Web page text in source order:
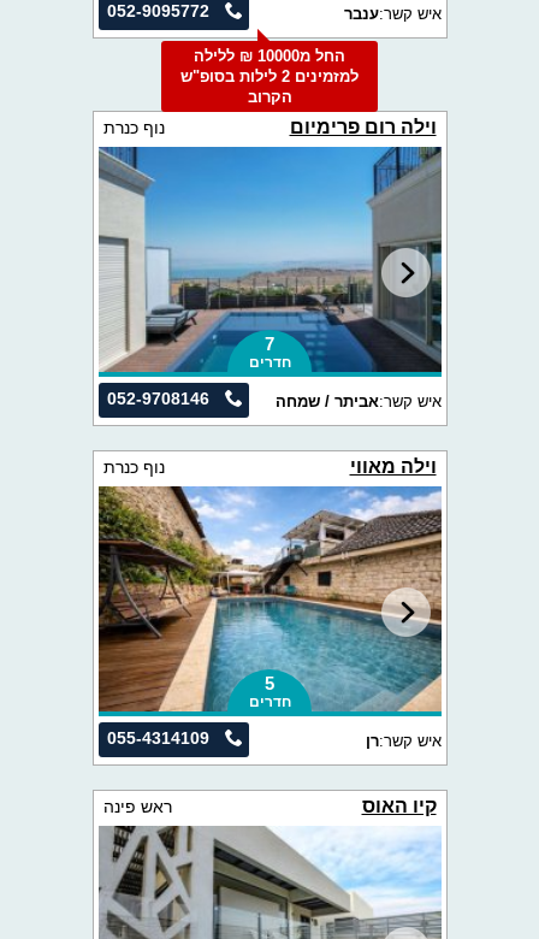
052-9095772 איש קשר:ענבר
החל מ10000 ₪ ללילה
למזמינים 2 לילות בסופ"ש
הקרוב
וילה רום פרימיום נוף כנרת
7
חדרים
052-9708146 איש קשר:אביתר / שמחה
וילה מאווי נוף כנרת
5
חדרים
055-4314109 איש קשר:רן
קיו האוס ראש פינה